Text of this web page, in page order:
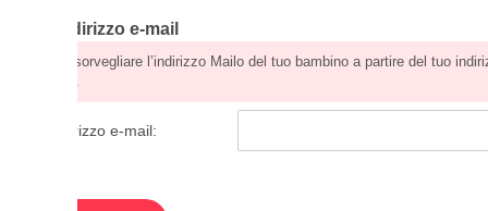
e-mail
l’indirizzo Mailo del tuo bambino a partire del tuo indirizzo e-mail
e-mail: